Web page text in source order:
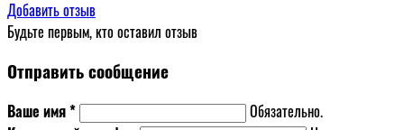
Добавить отзыв
Будьте первым, кто оставил отзыв
Отправить сообщение
Ваше имя *
Обязательно.